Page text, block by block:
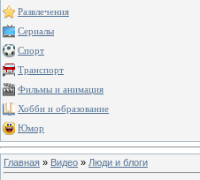
Развлечения
Сериалы
Спорт
Транспорт
Фильмы и анимация
Хобби и образование
Юмор
Главная » Видео » Люди и блоги